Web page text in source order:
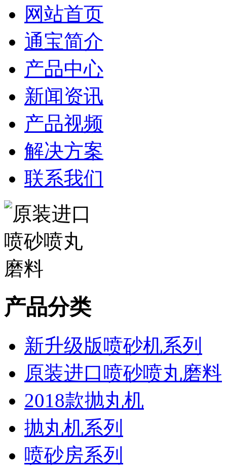
网站首页
通宝简介
产品中心
新闻资讯
产品视频
解决方案
联系我们
产品分类
新升级版喷砂机系列
原装进口喷砂喷丸磨料
2018款抛丸机
抛丸机系列
喷砂房系列